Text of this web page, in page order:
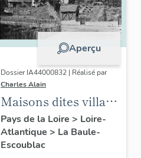
Aperçu
Dossier IA44000832 | Réalisé par
Charles Alain
Maisons dites villas
balnéaires et
immeubles à
logements de la
Pays de la Loire > Loire-
Atlantique > La Baule-
Escoublac